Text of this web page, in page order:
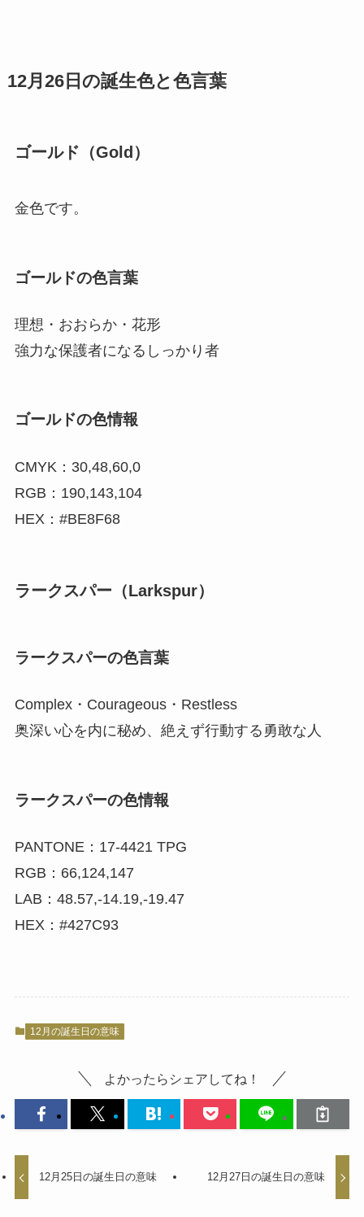
12月26日の誕生色と色言葉
ゴールド（Gold）
金色です。
ゴールドの色言葉
理想・おおらか・花形
強力な保護者になるしっかり者
ゴールドの色情報
CMYK：30,48,60,0
RGB：190,143,104
HEX：#BE8F68
ラークスパー（Larkspur）
ラークスパーの色言葉
Complex・Courageous・Restless
奥深い心を内に秘め、絶えず行動する勇敢な人
ラークスパーの色情報
PANTONE：17-4421 TPG
RGB：66,124,147
LAB：48.57,-14.19,-19.47
HEX：#427C93
12月の誕生日の意味
よかったらシェアしてね！
12月25日の誕生日の意味 12月27日の誕生日の意味